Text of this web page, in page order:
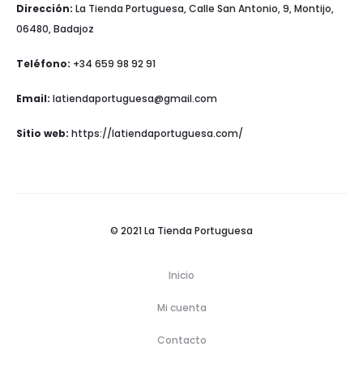
Dirección: La Tienda Portuguesa, Calle San Antonio, 9, Montijo,
06480, Badajoz
Teléfono: +34 659 98 92 91
Email: latiendaportuguesa@gmail.com
Sitio web: https://latiendaportuguesa.com/
© 2021 La Tienda Portuguesa
Inicio
Mi cuenta
Contacto